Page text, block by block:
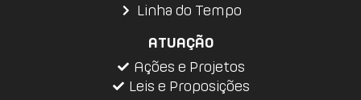
Linha do Tempo
ATUAÇÃO
Ações e Projetos
Leis e Proposições